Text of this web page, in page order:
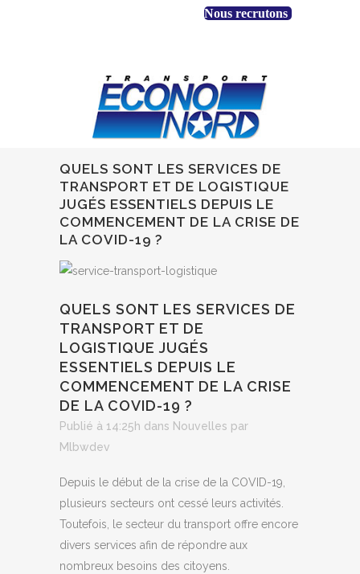
Nous recrutons
QUELS SONT LES SERVICES DE
TRANSPORT ET DE LOGISTIQUE
JUGÉS ESSENTIELS DEPUIS LE
COMMENCEMENT DE LA CRISE DE
LA COVID-19 ?
QUELS SONT LES SERVICES DE
TRANSPORT ET DE
LOGISTIQUE JUGÉS
ESSENTIELS DEPUIS LE
COMMENCEMENT DE LA CRISE
DE LA COVID-19 ?
Publié à 14:25h dans Nouvelles par
Mlbwdev
Depuis le début de la crise de la COVID-19,
plusieurs secteurs ont cessé leurs activités.
Toutefois, le secteur du transport offre encore
divers services afin de répondre aux
nombreux besoins des citoyens.